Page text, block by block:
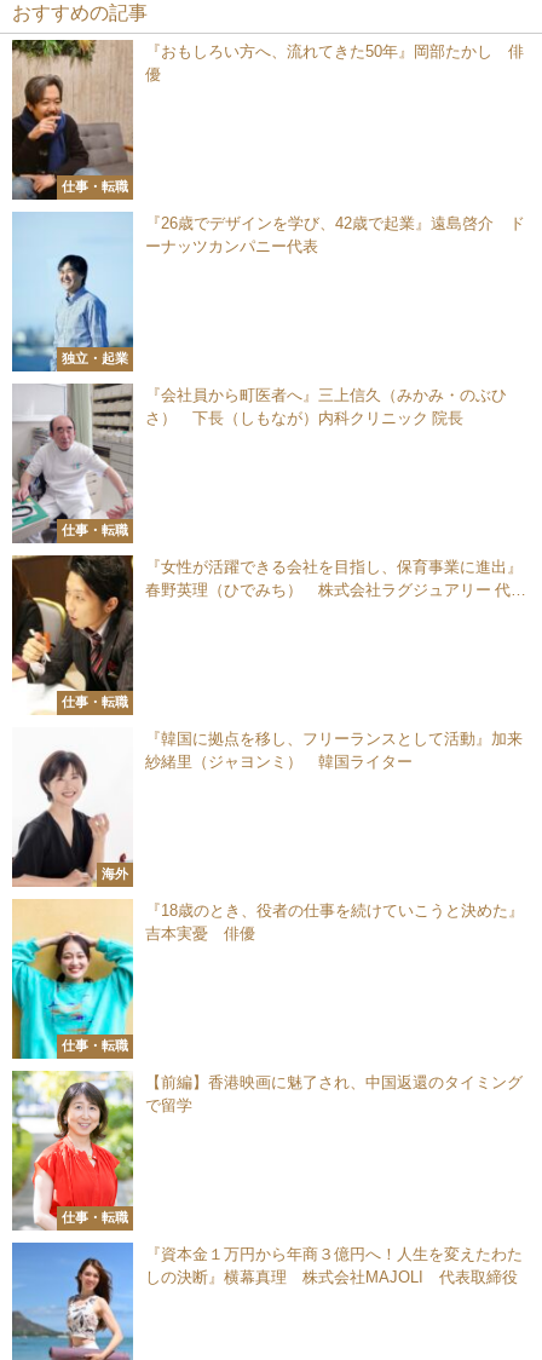
おすすめの記事
仕事・転職
『おもしろい方へ、流れてきた50年』岡部たかし 俳
優
独立・起業
『26歳でデザインを学び、42歳で起業』遠島啓介 ド
ーナッツカンパニー代表
仕事・転職
『会社員から町医者へ』三上信久（みかみ・のぶひ
さ） 下長（しもなが）内科クリニック 院長
仕事・転職
『女性が活躍できる会社を目指し、保育事業に進出』
春野英理（ひでみち） 株式会社ラグジュアリー 代表
海外
『韓国に拠点を移し、フリーランスとして活動』加来
紗緒里（ジャヨンミ） 韓国ライター
仕事・転職
『18歳のとき、役者の仕事を続けていこうと決めた』
吉本実憂 俳優
仕事・転職
【前編】香港映画に魅了され、中国返還のタイミング
で留学
『資本金１万円から年商３億円へ！人生を変えたわた
しの決断』横幕真理 株式会社MAJOLI 代表取締役